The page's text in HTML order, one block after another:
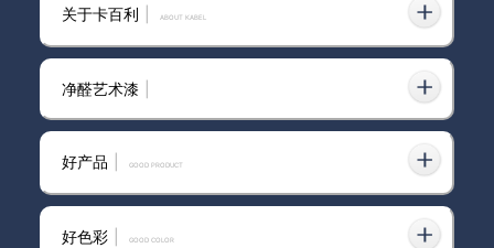
效果图
卡百利艺术漆参与广州湛设走访
关于卡百利 ABOUT KABEL
净醛艺术漆
好产品 GOOD PRODUCT
好色彩 GOOD COLOR